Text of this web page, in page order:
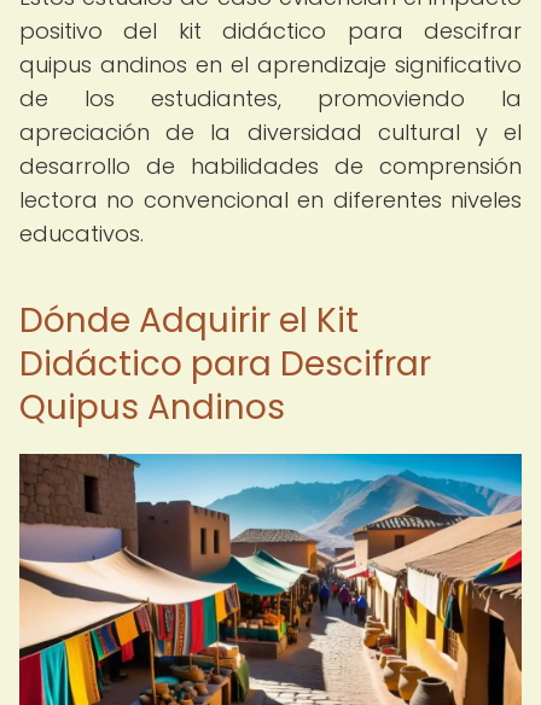
positivo del kit didáctico para descifrar
quipus andinos en el aprendizaje significativo
de los estudiantes, promoviendo la
apreciación de la diversidad cultural y el
desarrollo de habilidades de comprensión
lectora no convencional en diferentes niveles
educativos.
Dónde Adquirir el Kit
Didáctico para Descifrar
Quipus Andinos